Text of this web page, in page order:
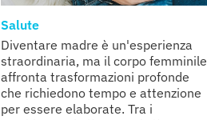
Salute
Diventare madre è un'esperienza
straordinaria, ma il corpo femminile
affronta trasformazioni profonde
che richiedono tempo e attenzione
per essere elaborate. Tra i